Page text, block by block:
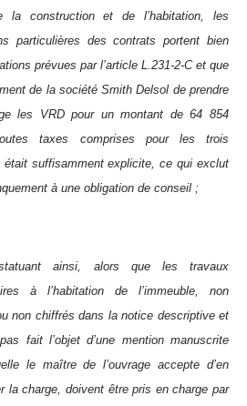
la construction et de l’habitation, les
particulières des contrats portent bien
prévues par l’article L.231-2-C et que
de la société Smith Delsol de prendre
les VRD pour un montant de 64 854
taxes comprises pour les trois
était suffisamment explicite, ce qui exclut
à une obligation de conseil ;
ainsi, alors que les travaux
à l’habitation de l’immeuble, non
non chiffrés dans la notice descriptive et
fait l’objet d’une mention manuscrite
le maître de l’ouvrage accepte d’en
la charge, doivent être pris en charge par